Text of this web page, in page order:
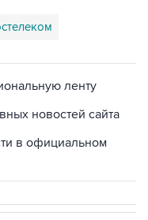
ленту
новостей сайта
в официальном